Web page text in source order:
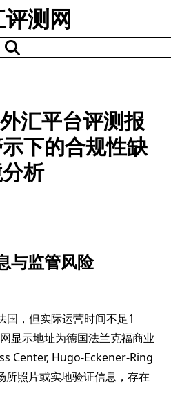
测网
汇平台评测报
下的合规性缺
析
与监管风险
，但实际运营时间不足1
显示地址为德国法兰克福商业
Center, Hugo-Eckener-Ring
所照片或实地验证信息，存在